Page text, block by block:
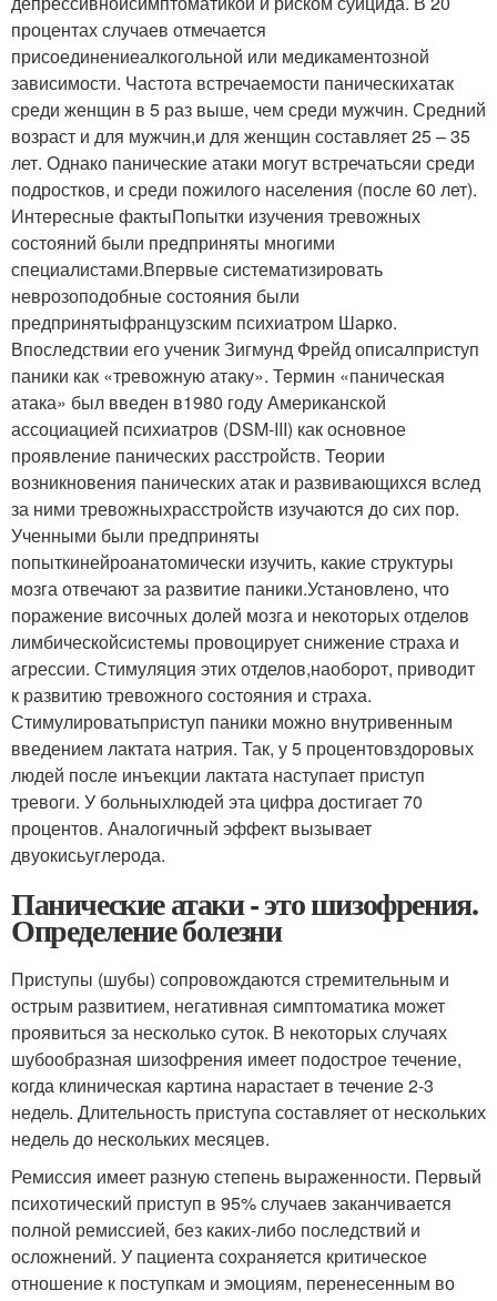
процентах случаев отмечается
присоединениеалкогольной или медикаментозной
зависимости. Частота встречаемости паническихатак
среди женщин в 5 раз выше, чем среди мужчин. Средний
возраст и для мужчин,и для женщин составляет 25 – 35
лет. Однако панические атаки могут встречатьсяи среди
подростков, и среди пожилого населения (после 60 лет).
Интересные фактыПопытки изучения тревожных
состояний были предприняты многими
специалистами.Впервые систематизировать
неврозоподобные состояния были
предпринятыфранцузским психиатром Шарко.
Впоследствии его ученик Зигмунд Фрейд описалприступ
паники как «тревожную атаку». Термин «паническая
атака» был введен в1980 году Американской
ассоциацией психиатров (DSM-III) как основное
проявление панических расстройств. Теории
возникновения панических атак и развивающихся вслед
за ними тревожныхрасстройств изучаются до сих пор.
Ученными были предприняты
попыткинейроанатомически изучить, какие структуры
мозга отвечают за развитие паники.Установлено, что
поражение височных долей мозга и некоторых отделов
лимбическойсистемы провоцирует снижение страха и
агрессии. Стимуляция этих отделов,наоборот, приводит
к развитию тревожного состояния и страха.
Стимулироватьприступ паники можно внутривенным
введением лактата натрия. Так, у 5 процентовздоровых
людей после инъекции лактата наступает приступ
тревоги. У больныхлюдей эта цифра достигает 70
процентов. Аналогичный эффект вызывает
двуокисьуглерода.
Панические атаки - это шизофрения.
Определение болезни
Приступы (шубы) сопровождаются стремительным и
острым развитием, негативная симптоматика может
проявиться за несколько суток. В некоторых случаях
шубообразная шизофрения имеет подострое течение,
когда клиническая картина нарастает в течение 2-3
недель. Длительность приступа составляет от нескольких
недель до нескольких месяцев.
Ремиссия имеет разную степень выраженности. Первый
психотический приступ в 95% случаев заканчивается
полной ремиссией, без каких-либо последствий и
осложнений. У пациента сохраняется критическое
отношение к поступкам и эмоциям, перенесенным во